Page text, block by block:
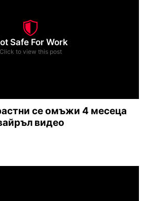
Safe For Work
Click to view this post
се омъжи 4 месеца
видео